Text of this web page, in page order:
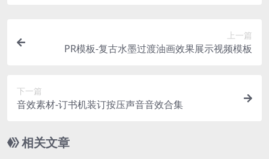
上一篇
PR模板-复古水墨过渡油画效果展示视频模板
下一篇
音效素材-订书机装订按压声音音效合集
相关文章